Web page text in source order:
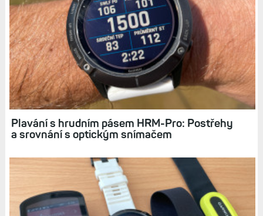
Hrudní pás HRM-Pro Plus: Snímá kroky a tep i
bez hodinek, zvládne i plavání